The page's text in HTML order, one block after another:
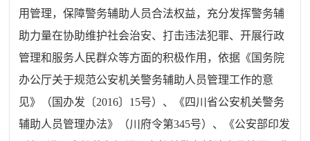
用 管理，保障警务辅助人员合法权益，充分发挥警务辅
助力量在协助维护社会治安、打击违法犯罪、开展行政
管理和服务人民群众等方面的积极作用，依据《国务院
办公厅关于规范公安机关警务辅助人员管理工作的意
见》（国办发〔2016〕 15号）、《四川省公安机关警务
辅助人员管理办法》（川府令第345号）、 《公安部印发